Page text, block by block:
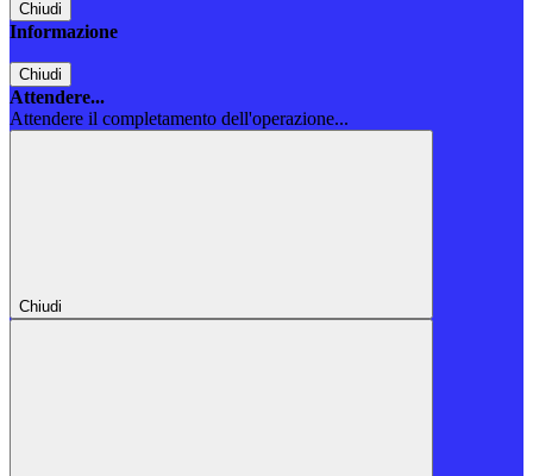
Chiudi
Informazione
Chiudi
Attendere...
Attendere il completamento dell'operazione...
Chiudi